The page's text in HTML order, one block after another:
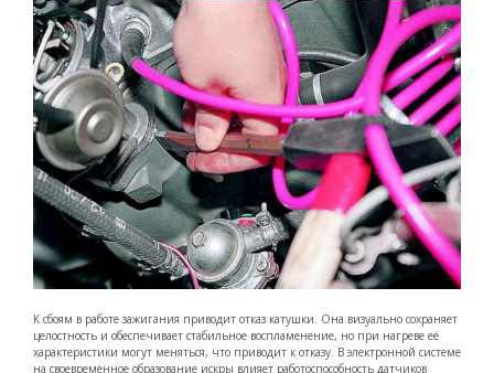
К сбоям в работе зажигания приводит отказ катушки. Она визуально сохраняет
целостность и обеспечивает стабильное воспламенение, но при нагреве её
характеристики могут меняться, что приводит к отказу. В электронной системе
на своевременное образование искры влияет работоспособность датчиков